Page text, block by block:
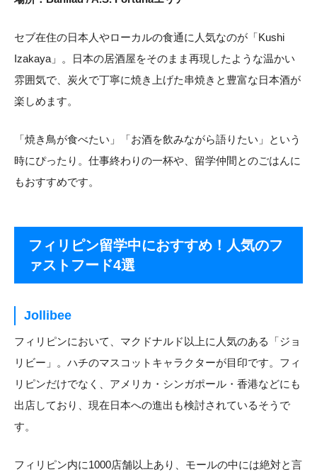
セブ在住の日本人やローカルの食通に人気なのが「Kushi
Izakaya」。日本の居酒屋をそのまま再現したような温かい
雰囲気で、炭火で丁寧に焼き上げた串焼きと豊富な日本酒が
楽しめます。
「焼き鳥が食べたい」「お酒を飲みながら語りたい」という
時にぴったり。仕事終わりの一杯や、留学仲間とのごはんに
もおすすめです。
フィリピン留学中におすすめ！人気のフ
ァストフード4選
Jollibee
フィリピンにおいて、マクドナルド以上に人気のある「ジョ
リビー」。ハチのマスコットキャラクターが目印です。フィ
リピンだけでなく、アメリカ・シンガポール・香港などにも
出店しており、現在日本への進出も検討されているそうで
す。
フィリピン内に1000店舗以上あり、モールの中には絶対と言